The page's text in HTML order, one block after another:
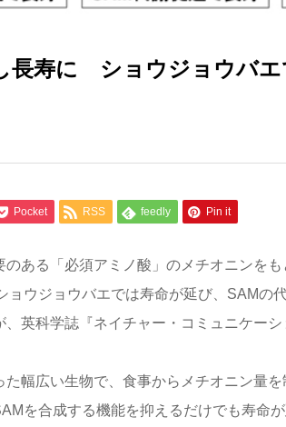
長寿に ショウジョウバエ
Pocket RSS feedly Pin it
ある「必須アミノ酸」のメチオニンを
ョウジョウバエでは寿命が延び、SAMの
英科学誌『ネイチャー・コミュニケーシ
幅広い生物で、食事からメチオニン量
を合成する機能を抑えるだけでも寿命